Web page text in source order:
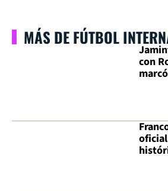
MÁS DE FÚTBOL
con